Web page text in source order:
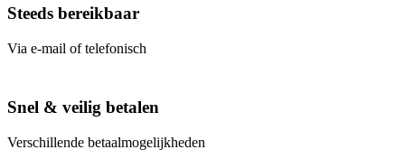
Steeds bereikbaar
Via e-mail of telefonisch
Snel & veilig betalen
Verschillende betaalmogelijkheden